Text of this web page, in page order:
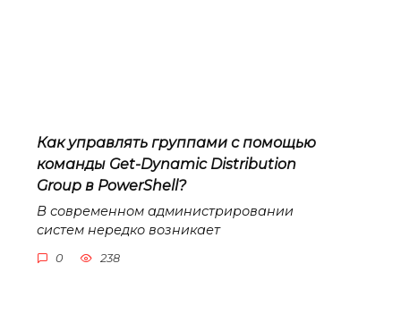
Как управлять группами с помощью
команды Get-Dynamic Distribution
Group в PowerShell?
В современном администрировании
систем нередко возникает
0 238